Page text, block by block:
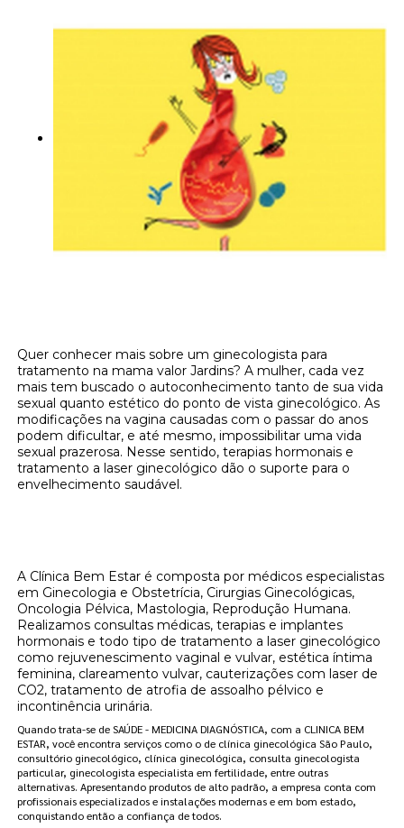
Quer conhecer mais sobre um ginecologista para
tratamento na mama valor Jardins? A mulher, cada vez
mais tem buscado o autoconhecimento tanto de sua vida
sexual quanto estético do ponto de vista ginecológico. As
modificações na vagina causadas com o passar do anos
podem dificultar, e até mesmo, impossibilitar uma vida
sexual prazerosa. Nesse sentido, terapias hormonais e
tratamento a laser ginecológico dão o suporte para o
envelhecimento saudável.
A Clínica Bem Estar é composta por médicos especialistas
em Ginecologia e Obstetrícia, Cirurgias Ginecológicas,
Oncologia Pélvica, Mastologia, Reprodução Humana.
Realizamos consultas médicas, terapias e implantes
hormonais e todo tipo de tratamento a laser ginecológico
como rejuvenescimento vaginal e vulvar, estética íntima
feminina, clareamento vulvar, cauterizações com laser de
CO2, tratamento de atrofia de assoalho pélvico e
incontinência urinária.
Quando trata-se de SAÚDE - MEDICINA DIAGNÓSTICA, com a CLINICA BEM
ESTAR, você encontra serviços como o de clínica ginecológica São Paulo,
consultório ginecológico, clínica ginecológica, consulta ginecologista
particular, ginecologista especialista em fertilidade, entre outras
alternativas. Apresentando produtos de alto padrão, a empresa conta com
profissionais especializados e instalações modernas e em bom estado,
conquistando então a confiança de todos.